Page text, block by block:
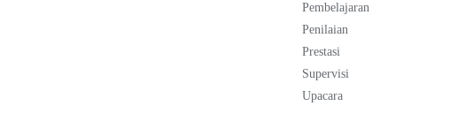
Pembelajaran
Penilaian
Prestasi
Supervisi
Upacara